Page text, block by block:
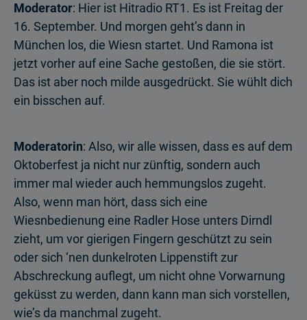
Moderator: Hier ist Hitradio RT1. Es ist Freitag der
16. September. Und morgen geht’s dann in
München los, die Wiesn startet. Und Ramona ist
jetzt vorher auf eine Sache gestoßen, die sie stört.
Das ist aber noch milde ausgedrückt. Sie wühlt dich
ein bisschen auf.
Moderatorin: Also, wir alle wissen, dass es auf dem
Oktoberfest ja nicht nur zünftig, sondern auch
immer mal wieder auch hemmungslos zugeht.
Also, wenn man hört, dass sich eine
Wiesnbedienung eine Radler Hose unters Dirndl
zieht, um vor gierigen Fingern geschützt zu sein
oder sich ‘nen dunkelroten Lippenstift zur
Abschreckung auflegt, um nicht ohne Vorwarnung
geküsst zu werden, dann kann man sich vorstellen,
wie’s da manchmal zugeht.